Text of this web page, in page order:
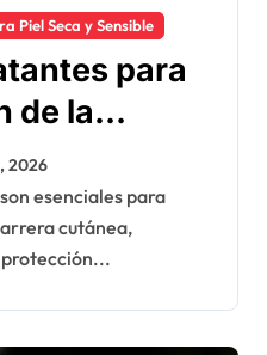
Piel Seca y Sensible
para
de la
Tipos,
2026
cutánea,